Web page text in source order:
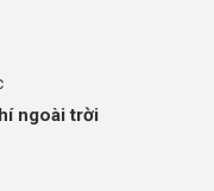
ngoài trời